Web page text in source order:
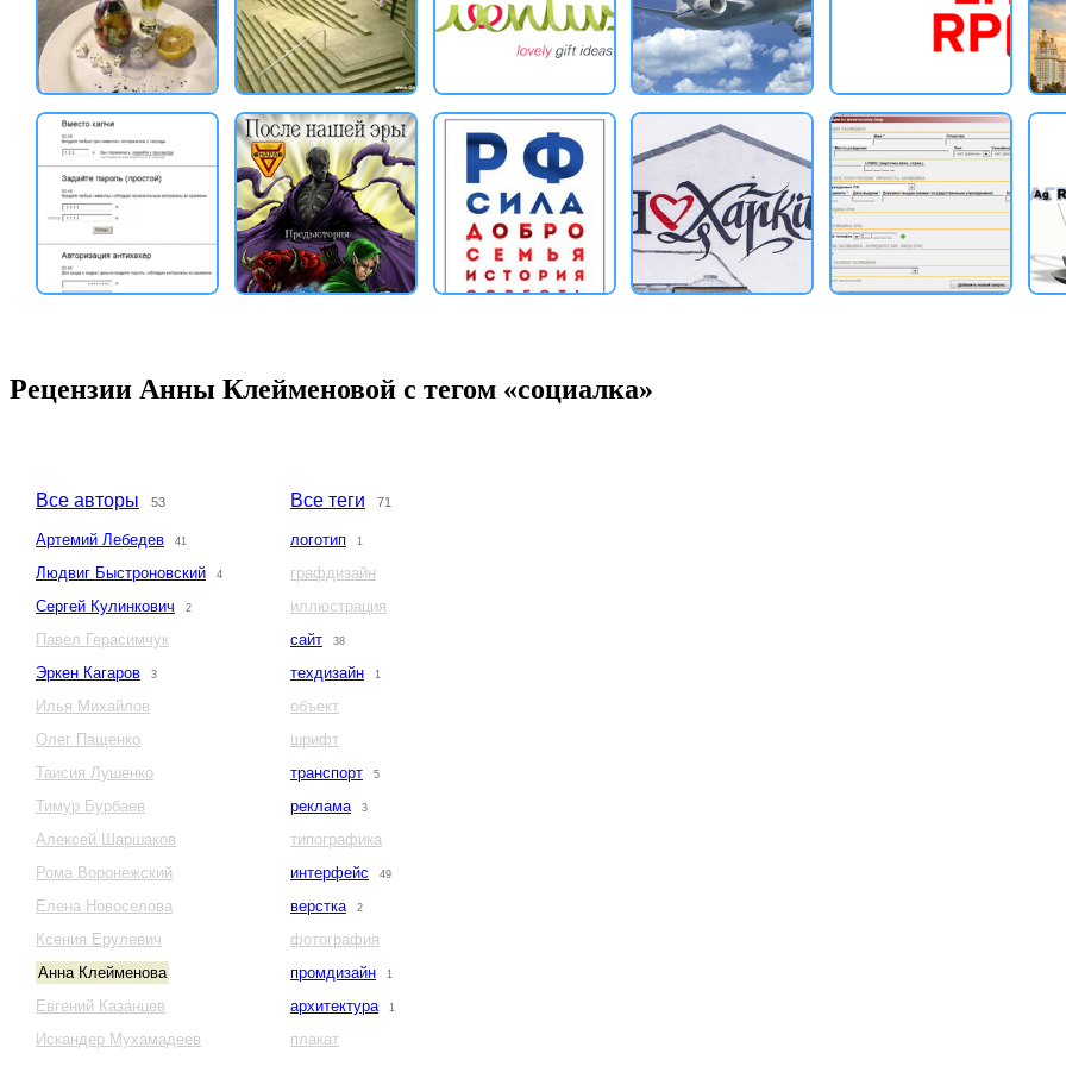
Рецензии Анны Клейменовой с тегом «социалка»
Все авторы 53
Артемий Лебедев 41
Людвиг Быстроновский 4
Сергей Кулинкович 2
Павел Герасимчук
Эркен Кагаров
3
Илья Михайлов
Олег Пащенко
Таисия Лушенко
Тимур Бурбаев
Алексей Шаршаков
Рома Воронежский
Елена Новоселова
Ксения Ерулевич
Анна Клейменова
Евгений Казанцев
Искандер Мухамадеев
Все теги 71
логотип 1
графдизайн
иллюстрация
сайт
38
техдизайн 1
объект
шрифт
транспорт
5
реклама 3
типографика
интерфейс
49
верстка 2
фотография
промдизайн
1
архитектура 1
плакат